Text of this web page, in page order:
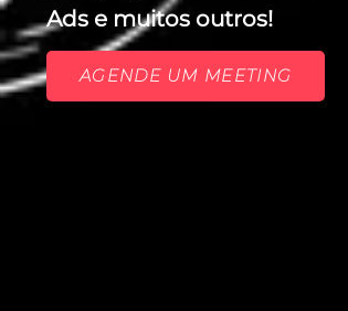
Ads e muitos outros!
AGENDE UM MEETING